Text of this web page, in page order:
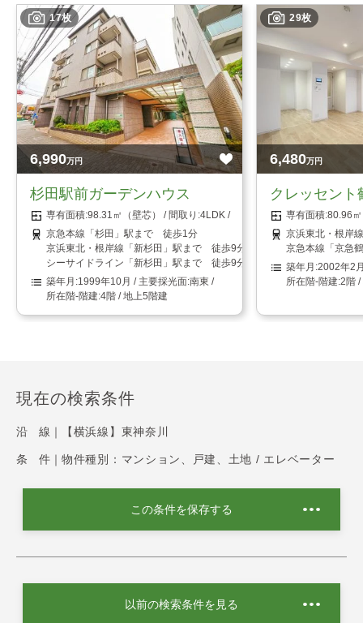
17枚
6,990万円
杉田駅前ガーデンハウス
98.31㎡（壁芯）
4LDK
京急本線「杉田」駅まで 徒歩1分
京浜東北・根岸線「新杉田」駅まで 徒歩9分
シーサイドライン「新杉田」駅まで 徒歩9分
1999年10月
南東
4階 / 地上5階建
29枚
6,480万円
クレッセント
80.96
京浜東北・根岸
京急本線「京急
2002年2
2階 /
現在の検索条件
沿 線｜ 【横浜線】東神奈川
条 件｜ 物件種別：マンション、戸建、土地 / エレベーター
この条件を保存する
以前の検索条件を見る